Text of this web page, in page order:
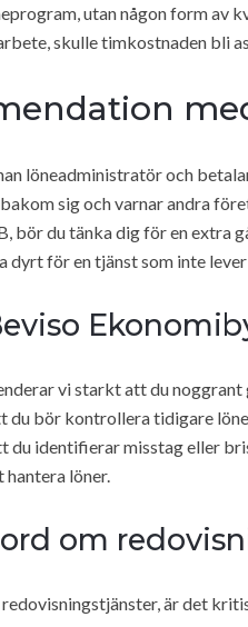
utan någon form av
skulle timkostnaden bli
löneadministratör och
sig och varnar andra
bör du tänka dig för en extra
för en tjänst som inte
vi starkt att du
du bör kontrollera tidigare
du identifierar misstag eller
löner.
om
är det